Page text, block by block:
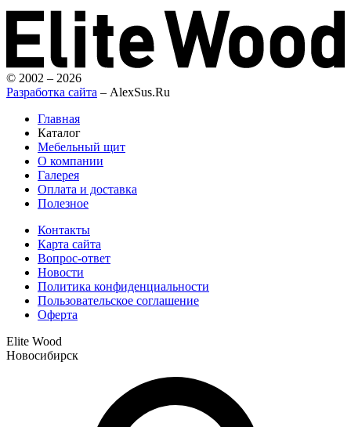
© 2002 – 2026
Разработка сайта – AlexSus.Ru
Главная
Каталог
Мебельный щит
О компании
Галерея
Оплата и доставка
Полезное
Контакты
Карта сайта
Вопрос-ответ
Новости
Политика конфиденциальности
Пользовательское соглашение
Оферта
Elite Wood
Новосибирск